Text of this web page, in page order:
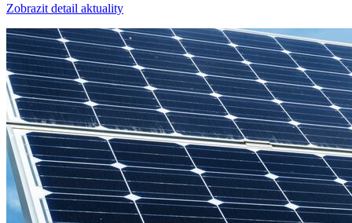
Zobrazit detail aktuality